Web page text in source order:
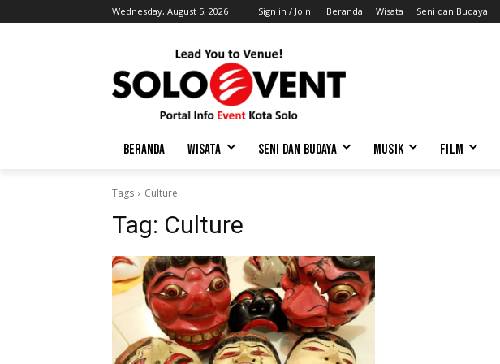
Wednesday, August 5, 2026 Sign in / Join Beranda Wisata Seni dan Budaya
BERANDA WISATA SENI DAN BUDAYA MUSIK FILM
Tags Culture
Tag: Culture